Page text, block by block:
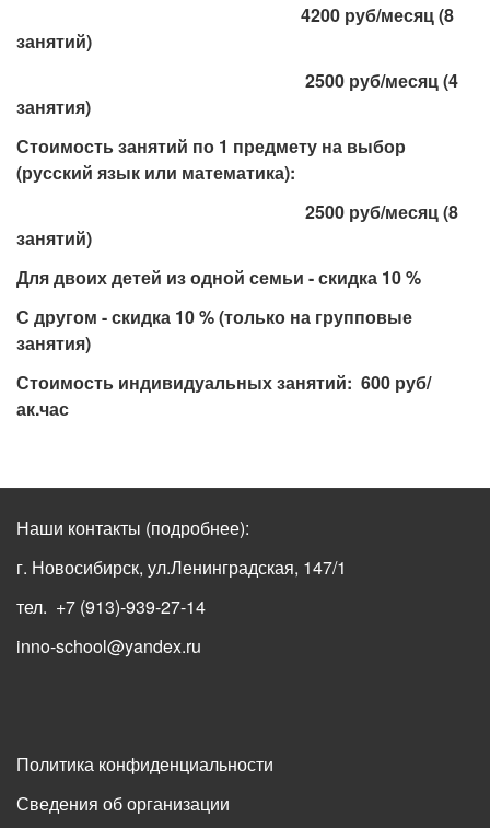
4200 руб/месяц (8
занятий)
2500 руб/месяц (4
занятия)
Стоимость занятий по 1 предмету на выбор
(русский язык или математика):
2500 руб/месяц (8
занятий)
Для двоих детей из одной семьи - скидка 10 %
С другом - скидка 10 % (только на групповые
занятия)
Стоимость индивидуальных занятий: 600 руб/
ак.час
Наши контакты (подробнее):
г. Новосибирск, ул.Ленинградская, 147/1
тел. +7 (913)-939-27-14
inno-school@yandex.ru
Политика конфиденциальности
Сведения об организации